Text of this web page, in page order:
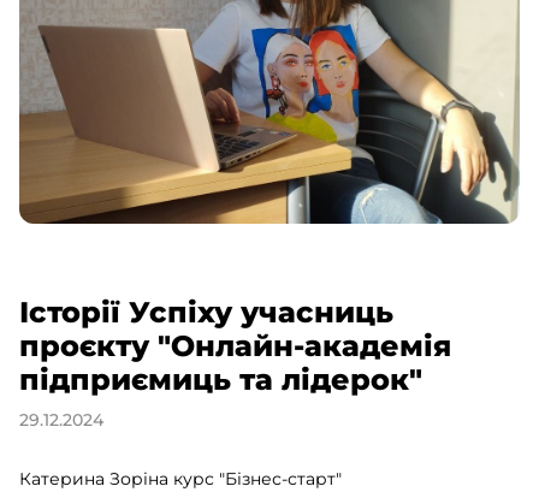
Історії Успіху учасниць
проєкту "Онлайн-академія
підприємиць та лідерок"
29.12.2024
Катерина Зоріна курс "Бізнес-старт"